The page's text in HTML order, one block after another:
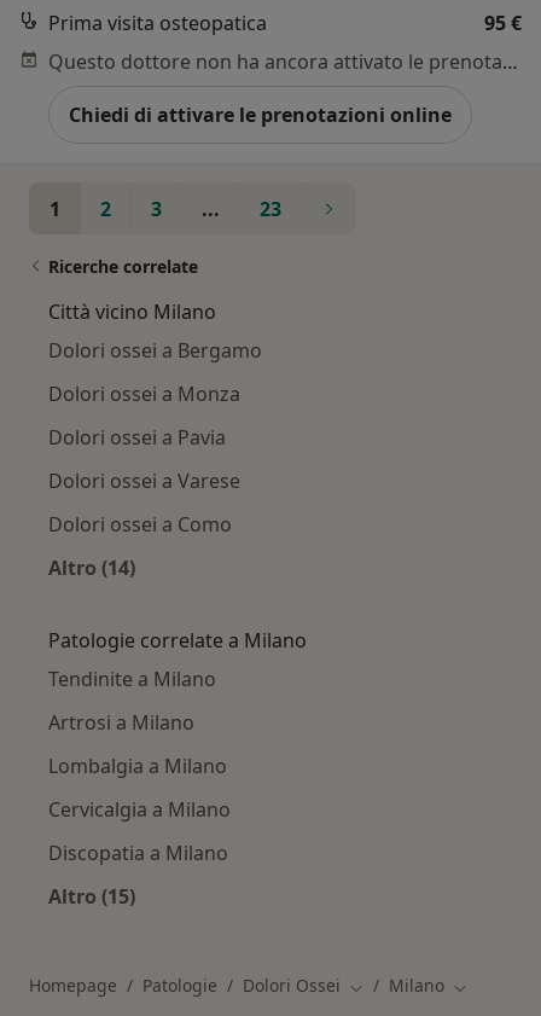
Prima visita osteopatica
95 €
Questo dottore non ha ancora attivato le prenotazioni online presso questo indirizzo.
Chiedi di attivare le prenotazioni online
1 2 3 ... 23
Ricerche correlate
Città vicino Milano
Dolori ossei a Bergamo
Dolori ossei a Monza
Dolori ossei a Pavia
Dolori ossei a Varese
Dolori ossei a Como
Altro (14)
Patologie correlate a Milano
Tendinite a Milano
Artrosi a Milano
Lombalgia a Milano
Cervicalgia a Milano
Discopatia a Milano
Altro (15)
Homepage Patologie Dolori Ossei Cambia città
Milano Cambia